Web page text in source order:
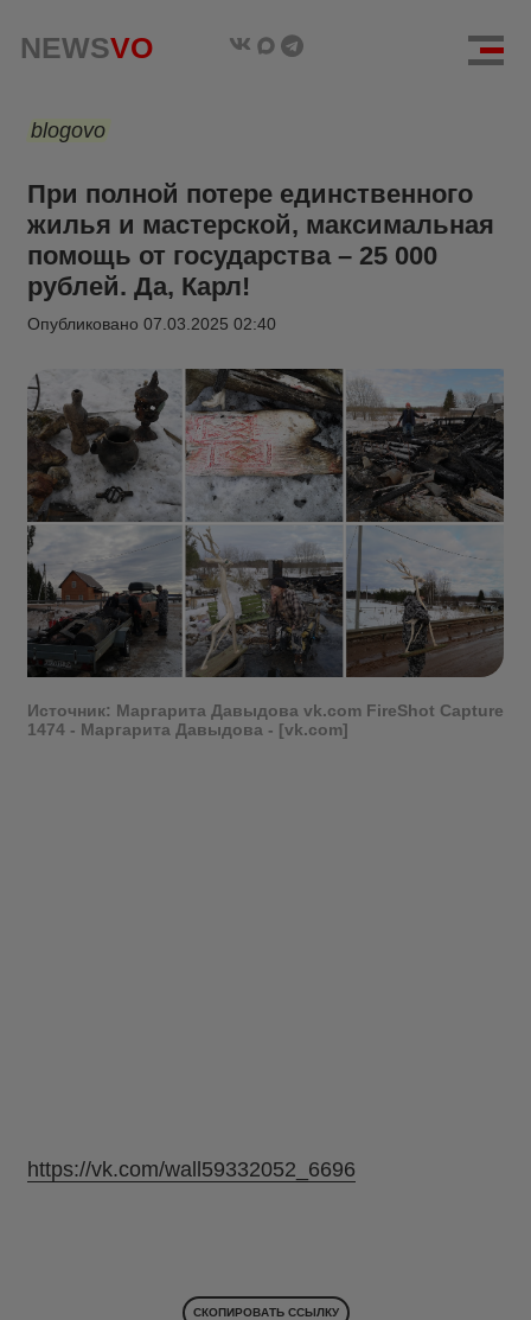
NEWSVO
blogovo
При полной потере единственного
жилья и мастерской, максимальная
помощь от государства – 25 000
рублей. Да, Карл!
Опубликовано 07.03.2025 02:40
Источник: Маргарита Давыдова vk.com FireShot Capture
1474 - Маргарита Давыдова - [vk.com]
https://vk.com/wall59332052_6696
СКОПИРОВАТЬ ССЫЛКУ